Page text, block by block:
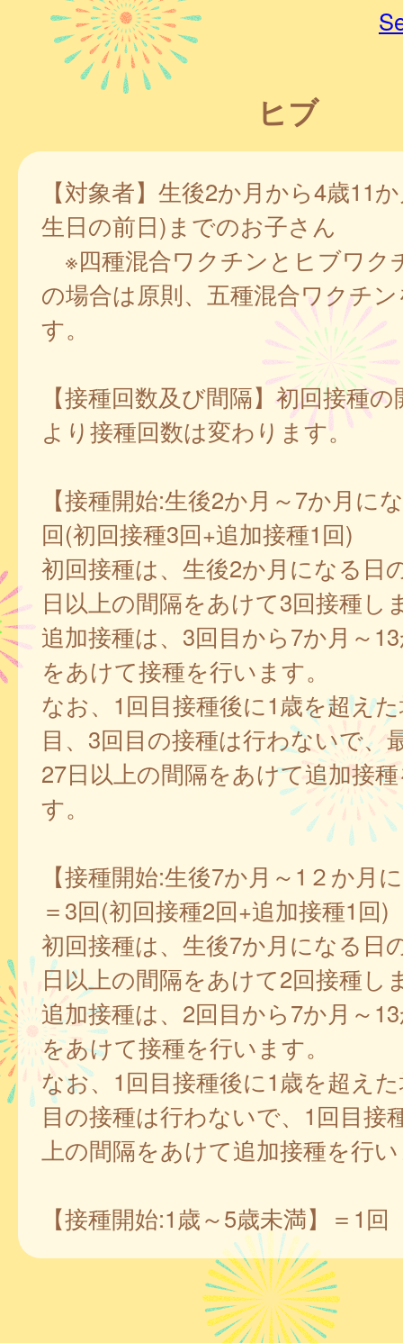
ヒブ
【対象者】生後2か月から4歳11
生日の前日)までのお子さん
※四種混合ワクチンとヒブワク
の場合は原則、五種混合ワクチ
す。
【接種回数及び間隔】初回接種
より接種回数は変わります。
【接種開始:生後2か月～7か月に
回(初回接種3回+追加接種1回)
初回接種は、生後2か月になる日
日以上の間隔をあけて3回接種し
追加接種は、3回目から7か月～
をあけて接種を行います。
なお、1回目接種後に1歳を超え
目、3回目の接種は行わないで、
27日以上の間隔をあけて追加接
す。
【接種開始:生後7か月～1２か月
＝3回(初回接種2回+追加接種1回)
初回接種は、生後7か月になる日
日以上の間隔をあけて2回接種し
追加接種は、2回目から7か月～
をあけて接種を行います。
なお、1回目接種後に1歳を超え
目の接種は行わないで、1回目接
上の間隔をあけて追加接種を行
【接種開始:1歳～5歳未満】＝1回